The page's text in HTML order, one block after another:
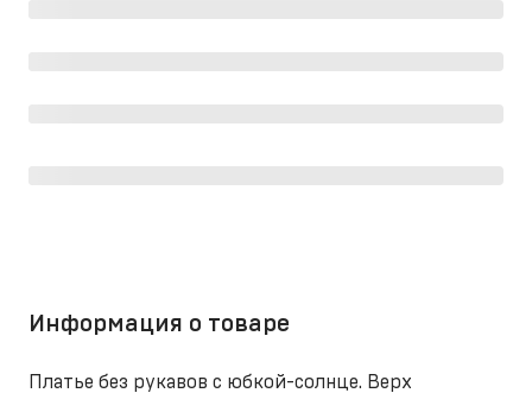
Информация о товаре
Платье без рукавов с юбкой-солнце. Верх